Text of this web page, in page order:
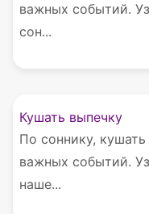
важных событий.
сон...
Кушать выпечку
По соннику,
важных событий.
наше...